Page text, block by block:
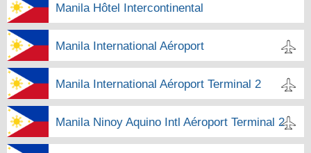
Manila Hôtel Intercontinental
Manila International Aéroport
Manila International Aéroport Terminal 2
Manila Ninoy Aquino Intl Aéroport Terminal 2